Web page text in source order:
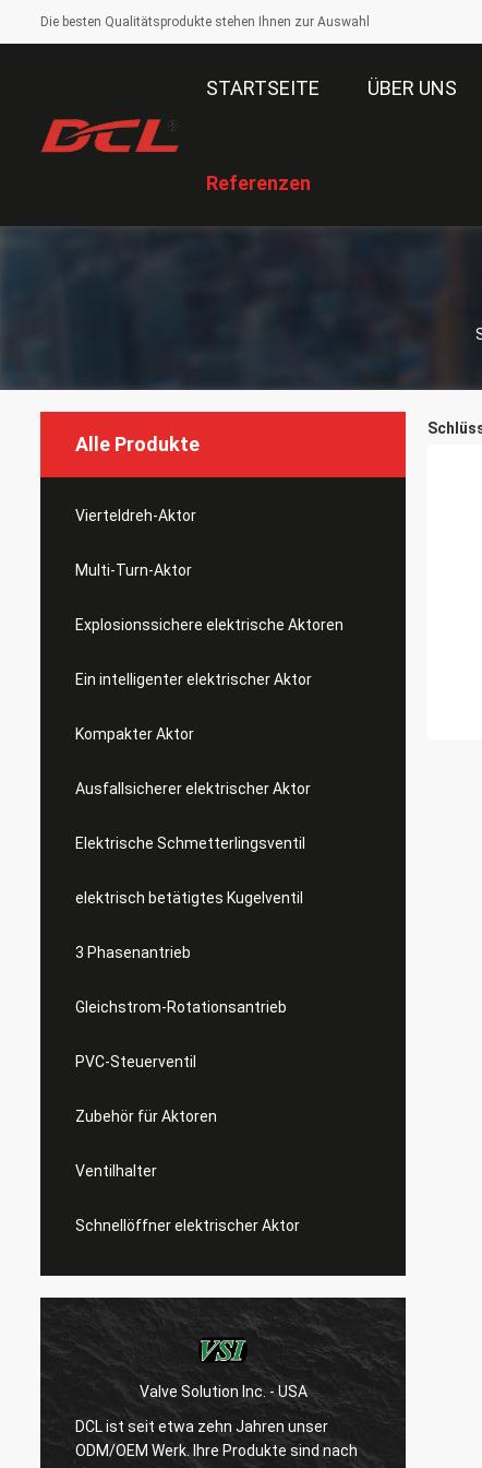
Die besten Qualitätsprodukte stehen Ihnen zur Auswahl
STARTSEITE ÜBER UNS
Referenzen
Alle Produkte
Vierteldreh-Aktor
Multi-Turn-Aktor
Explosionssichere elektrische Aktoren
Ein intelligenter elektrischer Aktor
Kompakter Aktor
Ausfallsicherer elektrischer Aktor
Elektrische Schmetterlingsventil
elektrisch betätigtes Kugelventil
3 Phasenantrieb
Gleichstrom-Rotationsantrieb
PVC-Steuerventil
Zubehör für Aktoren
Ventilhalter
Schnellöffner elektrischer Aktor
Valve Solution Inc. - USA
DCL ist seit etwa zehn Jahren unser
ODM/OEM Werk. Ihre Produkte sind nach